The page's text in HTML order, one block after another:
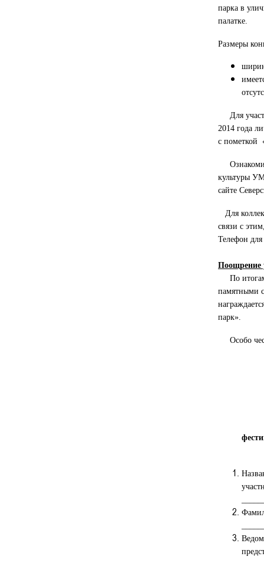
парка в
палатке.
Размеры
Для
2014 года
с пометкой
культуры
сайте
Для
связи с
Телефон
Поощрение
По итогам
памятными
парк».
Особо